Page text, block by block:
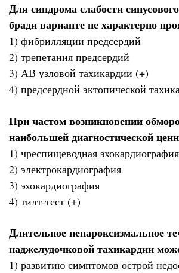
Для синдрома слабости
бради варианте не характерно
1) фибрилляции предсердий
2) трепетания предсердий
3) АВ узловой тахикардии (+)
4) предсердной эктопической
При частом возникновении
наибольшей диагностической
1) чреспищеводная эхокардиография
2) электрокардиография
3) эхокардиография
4) тилт-тест (+)
Длительное непароксизмальное
наджелудочковой тахикардии
1) развитию симптомов острой